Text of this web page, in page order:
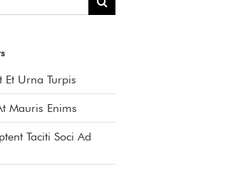
Et Urna Turpis
Mauris Enims
Taciti Soci Ad